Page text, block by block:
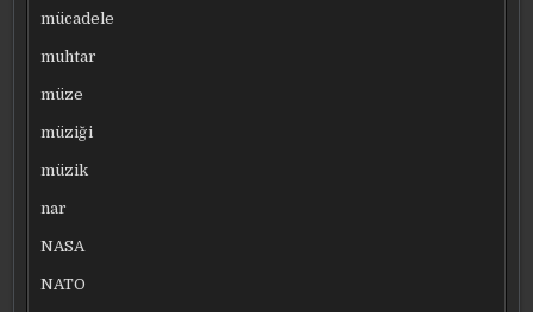
mücadele
muhtar
müze
müziği
müzik
nar
NASA
NATO